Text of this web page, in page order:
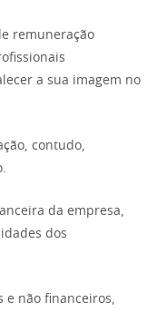
remuneração
a sua imagem no
contudo,
da empresa,
dos
e não financeiros,